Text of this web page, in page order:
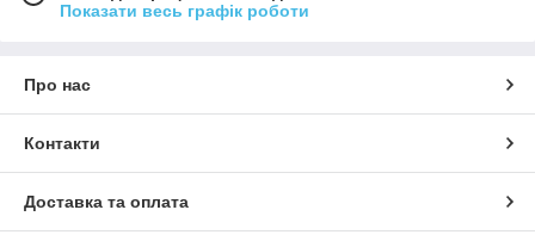
Показати весь графік роботи
Про нас
Контакти
Доставка та оплата